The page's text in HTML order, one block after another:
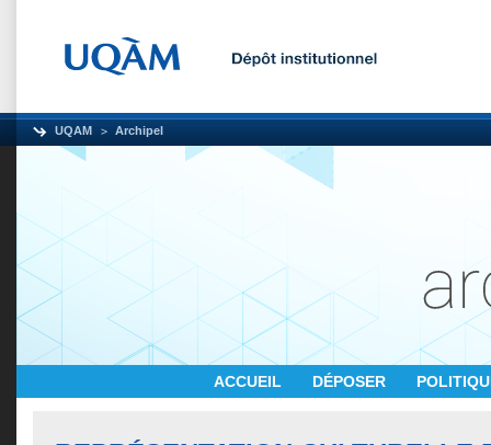
UQAM Archipel
ACCUEIL DÉPOSER